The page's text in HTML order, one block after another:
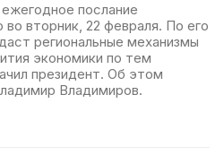
послание
вторник, 22 февраля. По его
региональные механизмы
экономики по тем
президент. Об этом
Владимиров.